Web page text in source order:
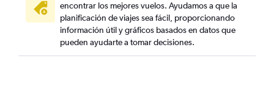
encontrar los mejores vuelos. Ayudamos a que la
planificación de viajes sea fácil, proporcionando
información útil y gráficos basados en datos que
pueden ayudarte a tomar decisiones.